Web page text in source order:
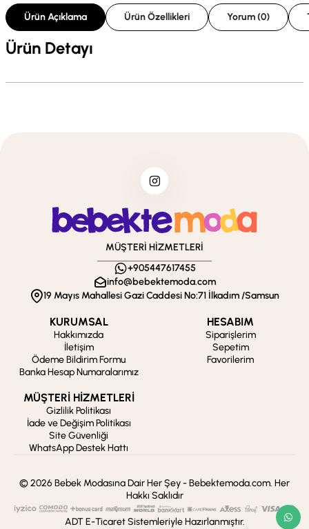
Ürün Açıklama Ürün Özellikleri Yorum (0)
Ürün Detayı
MÜŞTERİ HİZMETLERİ
+905447617455
info@bebektemoda.com
19 Mayıs Mahallesi Gazi Caddesi No:71 İlkadım /Samsun
KURUMSAL
Hakkımızda
İletişim
Ödeme Bildirim Formu
Banka Hesap Numaralarımız
HESABIM
Siparişlerim
Sepetim
Favorilerim
MÜŞTERİ HİZMETLERİ
Gizlilik Politikası
İade ve Değişim Politikası
Site Güvenliği
WhatsApp Destek Hattı
© 2026 Bebek Modasına Dair Her Şey - Bebektemoda.com. Her
Hakkı Saklıdır
ADT E-Ticaret Sistemleriyle Hazırlanmıştır.